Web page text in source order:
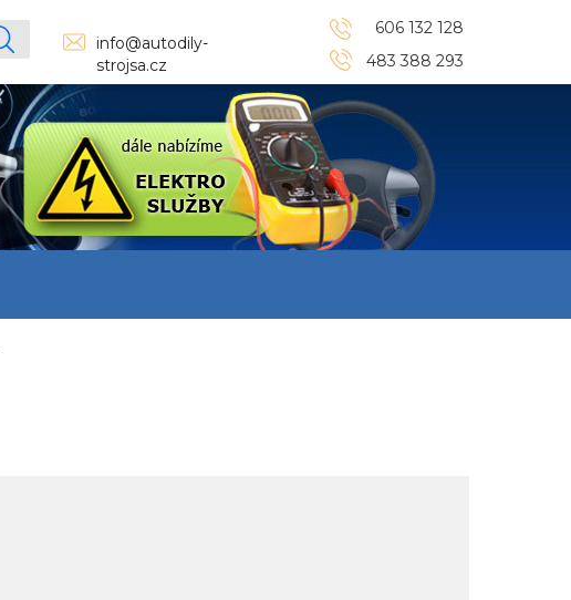
info@autodily-
strojsa.cz
606 132 128
483 388 293